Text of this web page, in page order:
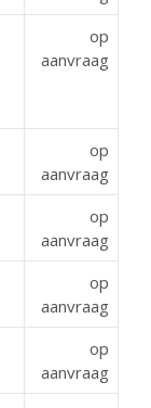
op
aanvraag
op
aanvraag
op
aanvraag
op
aanvraag
op
aanvraag